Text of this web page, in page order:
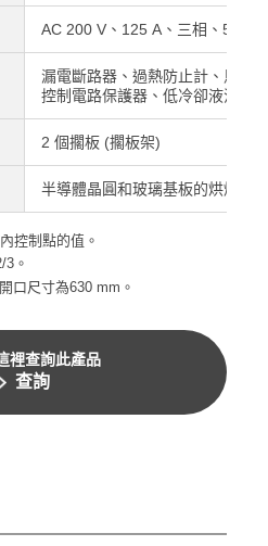
AC 200 V、125 A、三相、50/60
漏電斷路器、過熱防止計、馬達
控制電路保護器、低冷卻液流量
2 個擱板 (擱板架)
半導體晶圓和玻璃基板的烘烤和
控制點的值。
。
口尺寸為630 mm。
裡查詢此產品
查詢